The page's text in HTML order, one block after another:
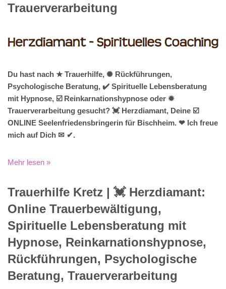
Trauerverarbeitung
Du hast nach ★ Trauerhilfe, ✺ Rückführungen,
Psychologische Beratung, ✔️ Spirituelle Lebensberatung
mit Hypnose, ☑️ Reinkarnationshypnose oder ✹
Trauerverarbeitung gesucht? 💓️ Herzdiamant, Deine ☑️
ONLINE Seelenfriedensbringerin für Bischheim. ❤ Ich freue
mich auf Dich ✉ ✔.
Mehr lesen »
Trauerhilfe Kretz | 💓️️ Herzdiamant:
Online Trauerbewältigung,
Spirituelle Lebensberatung mit
Hypnose, Reinkarnationshypnose,
Rückführungen, Psychologische
Beratung, Trauerverarbeitung